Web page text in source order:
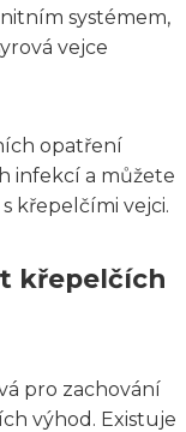
systémem,
vejce
opatření
infekcí a můžete
křepelčími vejci.
křepelčích
pro zachování
výhod. Existuje